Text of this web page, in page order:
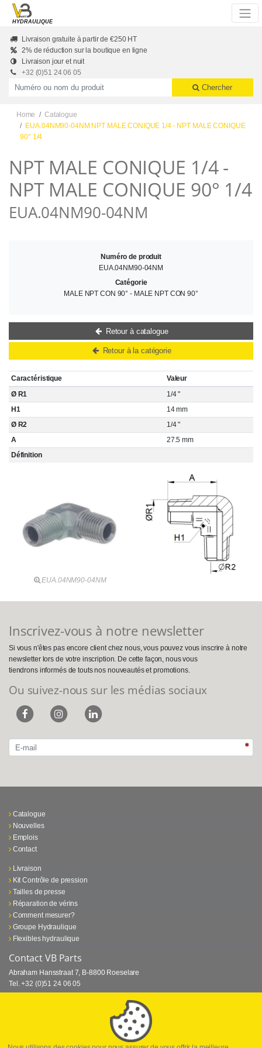
Skip to main content
HYDRAULIQUE
Livraison gratuite à partir de €250 HT
2% de réduction sur la boutique en ligne
Livraison jour et nuit
+32 (0)51 24 06 05
Productnummer of naam
Chercher
Home
Catalogue
EUA.04NM90-04NM NPT MALE CONIQUE 1/4 - NPT MALE CONIQUE
90° 1/4
NPT MALE CONIQUE 1/4 -
NPT MALE CONIQUE 90° 1/4
EUA.04NM90-04NM
Caractéristique
Valeur
Ø R1
1/4 "
H1
14 mm
Ø R2
1/4 "
A
27.5 mm
Définition
EUA.04NM90-04NM
Numéro de produit
EUA.04NM90-04NM
Catégorie
MALE NPT CON 90° - MALE NPT CON 90°
Retour à catalogue
Retour à la catégorie
Inscrivez-vous à notre newsletter
Si vous n'êtes pas encore client chez nous, vous pouvez vous inscrire à notre
newsletter lors de votre inscription. De cette façon, nous vous
tiendrons informés de touts nos nouveautés et promotions.
Ou suivez-nous sur les médias sociaux
Catalogue
Nouvelles
Emplois
Contact
Livraison
Kit Contrôle de pression
Tailles de presse
Réparation de vérins
Comment mesurer?
Groupe Hydraulique
Flexibles hydraulique
Contact VB Parts
Abraham Hansstraat 7, B-8800 Roeselare
Tel. +32 (0)51 24 06 05
⏳ Dernier mois de promotion Webtec!
Promotion Webtec Equipements De Test Portatifs